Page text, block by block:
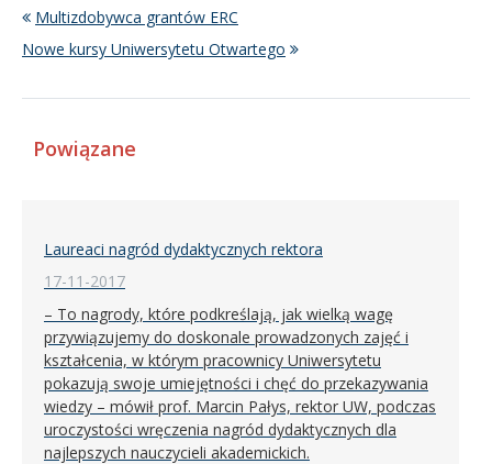
Multizdobywca grantów ERC
Nowe kursy Uniwersytetu Otwartego
Powiązane
Laureaci nagród dydaktycznych rektora
17-11-2017
– To nagrody, które podkreślają, jak wielką wagę
przywiązujemy do doskonale prowadzonych zajęć i
kształcenia, w którym pracownicy Uniwersytetu
pokazują swoje umiejętności i chęć do przekazywania
wiedzy – mówił prof. Marcin Pałys, rektor UW, podczas
uroczystości wręczenia nagród dydaktycznych dla
najlepszych nauczycieli akademickich.